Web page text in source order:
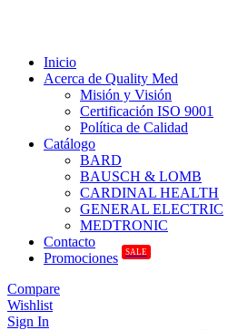
Inicio
Acerca de Quality Med
Misión y Visión
Certificación ISO 9001
Política de Calidad
Catálogo
BARD
BAUSCH & LOMB
CARDINAL HEALTH
GENERAL ELECTRIC
MEDTRONIC
Contacto
Promociones
SALE
Compare
Wishlist
Sign In